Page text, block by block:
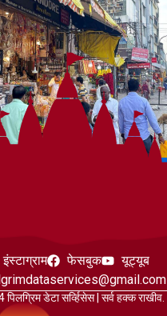
इंस्टाग्राम फेसबुक
यूट्यूब
डेटा सर्व्हिसेस | सर्व हक्क राखीव.